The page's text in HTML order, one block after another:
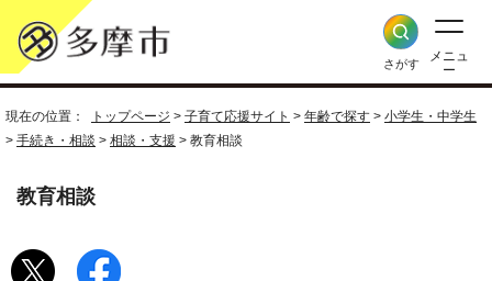
さがす
メニュ
ー
現在の位置： トップページ > 子育て応援サイト > 年齢で探す > 小学生・中学生
> 手続き・相談 > 相談・支援 > 教育相談
教育相談